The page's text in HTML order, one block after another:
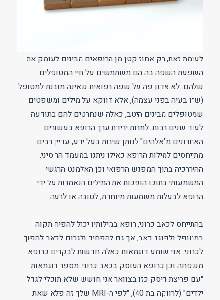
לעומת זאת, רק אחוז קטן מן הרופאים מבינים לעומק את
השפעת השפה בה הם משתמשים על חיי המטופלים
שלהם. לא אדון פה על שפה רפואית שאינה מובנת למטופל
(שזו בעיה בפני עצמה), אלא דווקא על מילים ומשפטים
שמטופלים מבינים היטב, כאלה שנחרטים להם בתודעה
לעוד שנים רבות. למרות ירידת ערך הרופא בעשורים
האחרונים מ"אלהים" לנותן שירות בעל ידע, עדיין רבים
מתייחסים למילות הרופא כאילו ניתנו במעמד הר סיני.
ההיררכיה בתוך המפגש הרפואי וכן האלמנט הרגשי
המשמעותי בתוכו הופכות את המילים הנאמרות על ידי
הרופא לבעלות משמעות מיוחדת, לטובה או לרעה.
בהתייחס לכאב כרוני, רופא במילותיו יכול להפיח תקוה
במטופל ולפוגג כאב, אך גם להפחיד ולגרום לכאב להפוך
לכרוני. אני שומע דוגמאות כאלה חדשות לבקרים כרופא
משפחה וכן כרופא העוסק בכאב כרוני. מספר דוגמאות:
"עם פריצת דיסק כזו בצוואר אני חושש שלא תוכלי לגדל
ילדים" (לרווקה בת 40), "לפי ה-MRI שלך זה פלא שאת